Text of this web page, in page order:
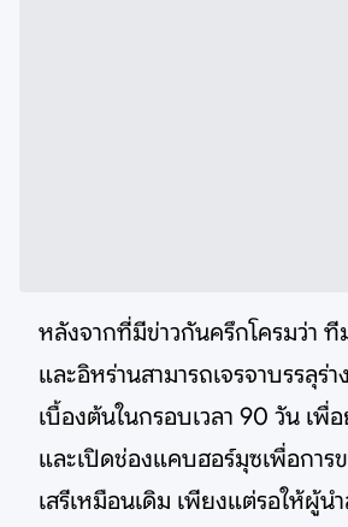
หลังจากที่มีข่าวกันครึกโครมว่า ที
และอิหร่านสามารถเจรจาบรรลุร่
เบื้องต้นในกรอบเวลา 90 วัน เพื่
และเปิดช่องแคบฮอร์มุซเพื่อการ
เสรีเหมือนเดิม เพียงแต่รอให้ผู้น